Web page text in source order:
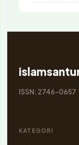
ISSN: 2746-0657
KATEGORI